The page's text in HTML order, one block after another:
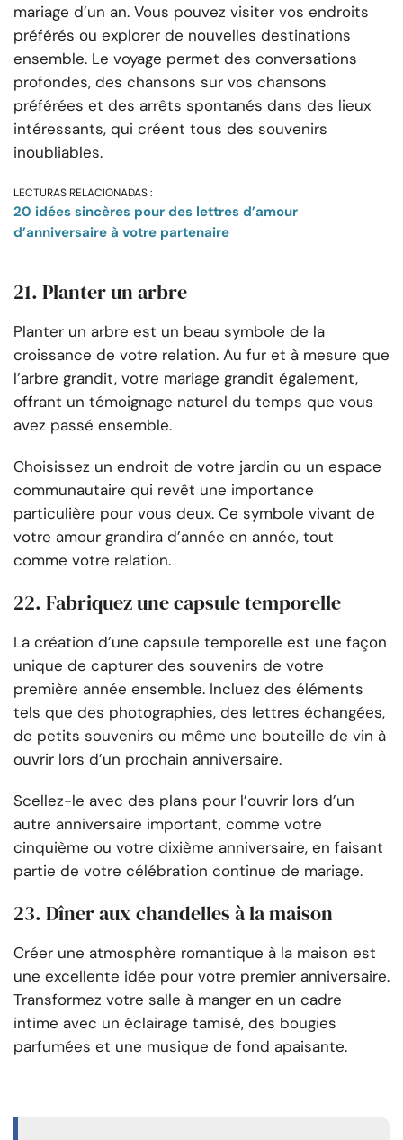
mariage d’un an. Vous pouvez visiter vos endroits
préférés ou explorer de nouvelles destinations
ensemble. Le voyage permet des conversations
profondes, des chansons sur vos chansons
préférées et des arrêts spontanés dans des lieux
intéressants, qui créent tous des souvenirs
inoubliables.
LECTURAS RELACIONADAS :
20 idées sincères pour des lettres d’amour
d’anniversaire à votre partenaire
21. Planter un arbre
Planter un arbre est un beau symbole de la
croissance de votre relation. Au fur et à mesure que
l’arbre grandit, votre mariage grandit également,
offrant un témoignage naturel du temps que vous
avez passé ensemble.
Choisissez un endroit de votre jardin ou un espace
communautaire qui revêt une importance
particulière pour vous deux. Ce symbole vivant de
votre amour grandira d’année en année, tout
comme votre relation.
22. Fabriquez une capsule temporelle
La création d’une capsule temporelle est une façon
unique de capturer des souvenirs de votre
première année ensemble. Incluez des éléments
tels que des photographies, des lettres échangées,
de petits souvenirs ou même une bouteille de vin à
ouvrir lors d’un prochain anniversaire.
Scellez-le avec des plans pour l’ouvrir lors d’un
autre anniversaire important, comme votre
cinquième ou votre dixième anniversaire, en faisant
partie de votre célébration continue de mariage.
23. Dîner aux chandelles à la maison
Créer une atmosphère romantique à la maison est
une excellente idée pour votre premier anniversaire.
Transformez votre salle à manger en un cadre
intime avec un éclairage tamisé, des bougies
parfumées et une musique de fond apaisante.